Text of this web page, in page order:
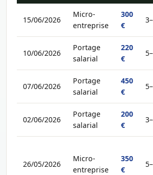
15/06/2026
Micro-
entreprise
300
€
10/06/2026
Portage
salarial
220
€
07/06/2026
Portage
salarial
450
€
02/06/2026
Portage
salarial
200
€
26/05/2026
Micro-
entreprise
350
€